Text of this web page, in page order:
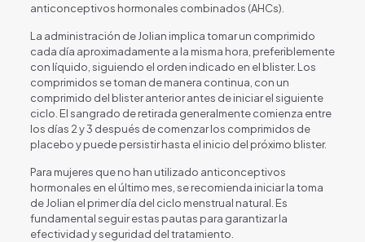
anticonceptivos hormonales combinados (AHCs).
La administración de Jolian implica tomar un comprimido
cada día aproximadamente a la misma hora, preferiblemente
con líquido, siguiendo el orden indicado en el blister. Los
comprimidos se toman de manera continua, con un
comprimido del blister anterior antes de iniciar el siguiente
ciclo. El sangrado de retirada generalmente comienza entre
los días 2 y 3 después de comenzar los comprimidos de
placebo y puede persistir hasta el inicio del próximo blister.
Para mujeres que no han utilizado anticonceptivos
hormonales en el último mes, se recomienda iniciar la toma
de Jolian el primer día del ciclo menstrual natural. Es
fundamental seguir estas pautas para garantizar la
efectividad y seguridad del tratamiento.